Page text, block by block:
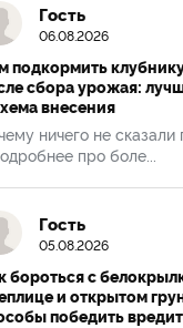
Гость
06.08.2026
подкормить
сбора урожая:
внесения
ничего не
про боле...
Гость
05.08.2026
бороться с
и открытом
победить